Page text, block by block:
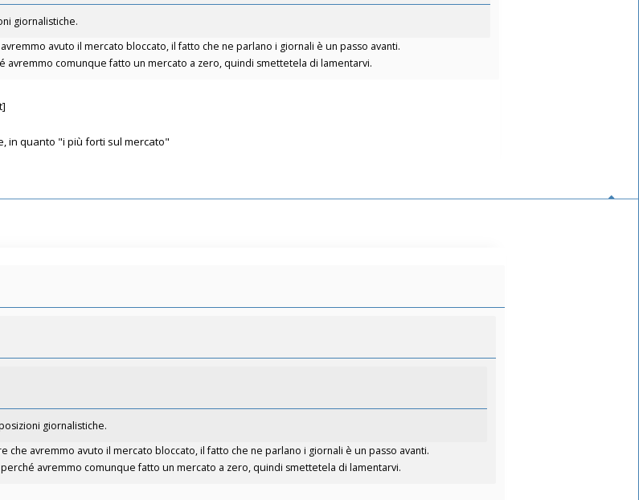
giornalistiche.
avuto il mercato bloccato, il fatto che ne parlano i giornali è un passo avanti.
comunque fatto un mercato a zero, quindi smettetela di lamentarvi.
in quanto "i più forti sul mercato"
giornalistiche.
che avremmo avuto il mercato bloccato, il fatto che ne parlano i giornali è un passo avanti.
avremmo comunque fatto un mercato a zero, quindi smettetela di lamentarvi.